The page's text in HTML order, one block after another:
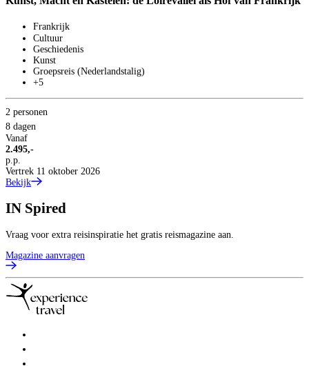
Frankrijk
Cultuur
Geschiedenis
Kunst
Groepsreis (Nederlandstalig)
+5
2 personen
8 dagen
Vanaf
2.495,-
p.p.
Vertrek 11 oktober 2026
Bekijk
IN Spired
Vraag voor extra reisinspiratie het gratis reismagazine aan.
Magazine aanvragen